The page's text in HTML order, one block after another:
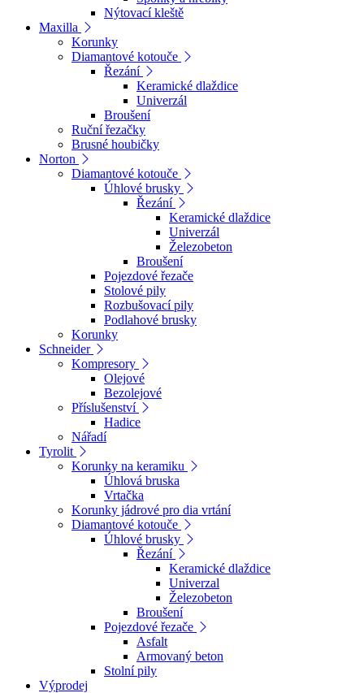
Nýtovací kleště
Maxilla
Korunky
Diamantové kotouče
Řezání
Keramické dlaždice
Univerzál
Broušení
Ruční řezačky
Brusné houbičky
Norton
Diamantové kotouče
Úhlové brusky
Řezání
Keramické dlaždice
Univerzál
Železobeton
Broušení
Pojezdové řezače
Stolové pily
Rozbušovací pily
Podlahové brusky
Korunky
Schneider
Kompresory
Olejové
Bezolejové
Příslušenství
Hadice
Nářadí
Tyrolit
Korunky na keramiku
Úhlová bruska
Vrtačka
Korunky jádrové pro dia vrtání
Diamantové kotouče
Úhlové brusky
Řezání
Keramické dlaždice
Univerzal
Železobeton
Broušení
Pojezdové řezače
Asfalt
Armovaný beton
Stolní pily
Výprodej